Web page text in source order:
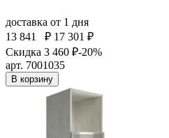
доставка от 1 дня
13 841
₽ 17 301 ₽
Скидка 3 460 ₽-20%
арт. 7001035
В корзину